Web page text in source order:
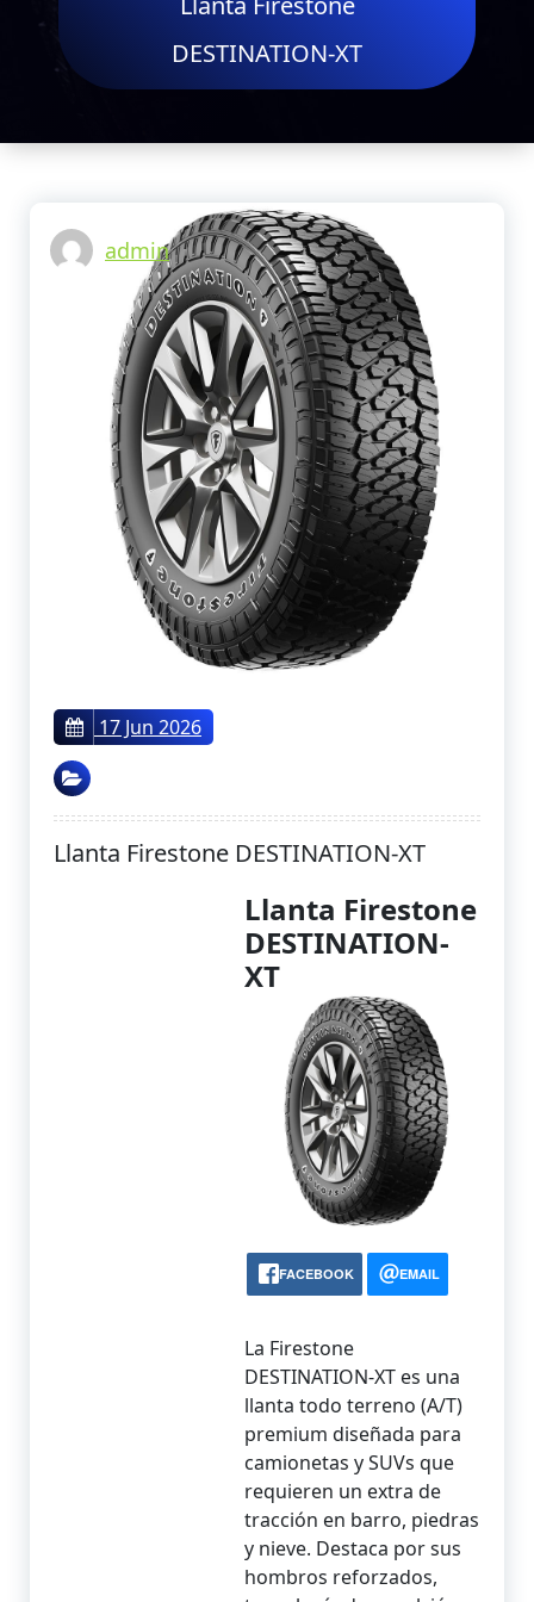
Centro
Llantero
Guarapos Y
Para Camión
DESTINATION-XT
admin
17 Jun 2026
Llanta Firestone DESTINATION-XT
Llanta Firestone
DESTINATION-
XT
FACEBOOK EMAIL
La Firestone
DESTINATION-XT es una
llanta todo terreno (A/T)
premium diseñada para
camionetas y SUVs que
requieren un extra de
tracción en barro, piedras
y nieve. Destaca por sus
hombros reforzados,